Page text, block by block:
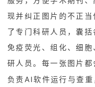
现并纠正图片的不正
了专门科研人员，囊
免疫荧光、组化、细
研人员。 每一张图片都
负责AI软件运行与查